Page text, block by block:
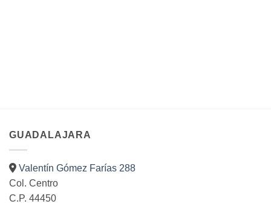
producto
GUADALAJARA
Valentín Gómez Farías 288
Col. Centro
C.P. 44450